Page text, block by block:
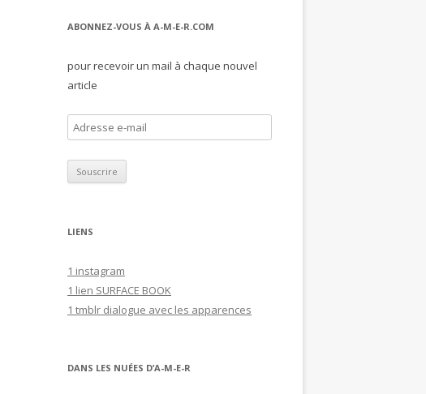
ABONNEZ-VOUS À A-M-E-R.COM
pour recevoir un mail à chaque nouvel
article
d
r
e
-
m
a
LIENS
1 instagram
1 lien SURFACE BOOK
1 tmblr dialogue avec les apparences
DANS LES NUÉES D’A-M-E-R